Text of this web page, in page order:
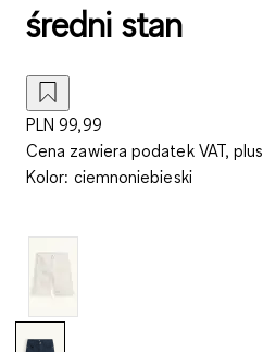
średni stan
PLN 99,99
Cena zawiera podatek VAT, plus
Kolor: ciemnoniebieski